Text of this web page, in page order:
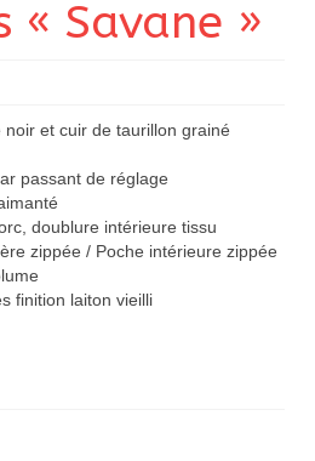
« Savane »
et cuir de taurillon grainé
passant de réglage
doublure intérieure tissu
zippée / Poche intérieure zippée
finition laiton vieilli